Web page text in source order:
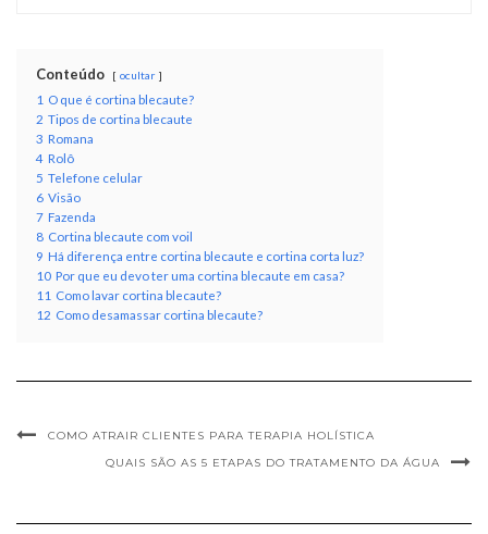
Conteúdo ocultar
1 O que é cortina blecaute?
2 Tipos de cortina blecaute
3 Romana
4 Rolô
5 Telefone celular
6 Visão
7 Fazenda
8 Cortina blecaute com voil
9 Há diferença entre cortina blecaute e cortina corta luz?
10 Por que eu devo ter uma cortina blecaute em casa?
11 Como lavar cortina blecaute?
12 Como desamassar cortina blecaute?
COMO ATRAIR CLIENTES PARA TERAPIA HOLÍSTICA
QUAIS SÃO AS 5 ETAPAS DO TRATAMENTO DA ÁGUA